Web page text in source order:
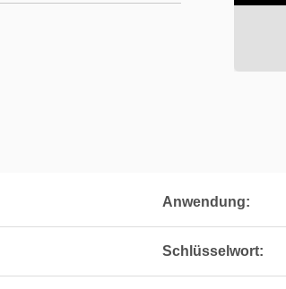
Anwendung:
Schlüsselwort: